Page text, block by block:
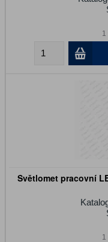
1
Světlomet pracovní
1